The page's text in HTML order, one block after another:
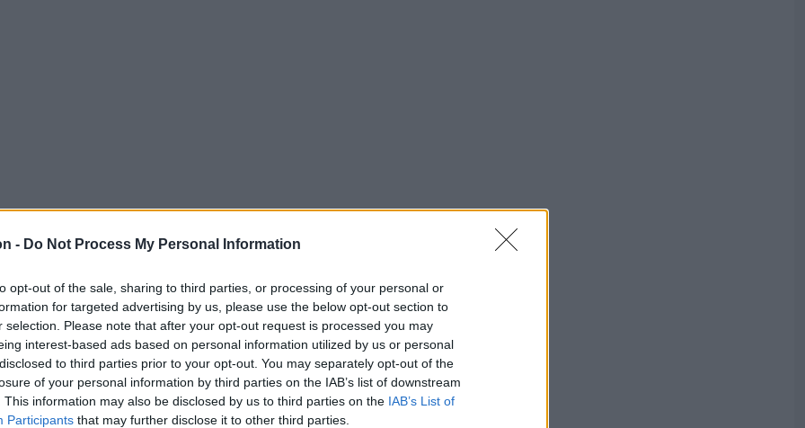
- Do Not Process My Personal Information
opt-out of the sale, sharing to third parties, or processing of your personal or
for targeted advertising by us, please use the below opt-out section to
selection. Please note that after your opt-out request is processed you may
interest-based ads based on personal information utilized by us or personal
to third parties prior to your opt-out. You may separately opt-out of the
of your personal information by third parties on the IAB’s list of downstream
This information may also be disclosed by us to third parties on the IAB’s List of
Participants that may further disclose it to other third parties.
utazik Székely